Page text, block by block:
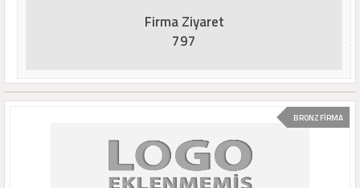
Firma Ziyaret
797
BRONZ FİRMA